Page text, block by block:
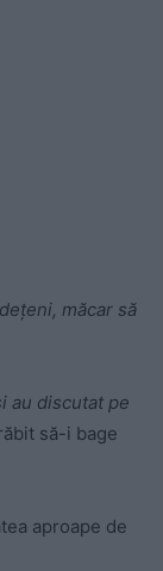
măcar să
au discutat pe
să-i bage
aproape de